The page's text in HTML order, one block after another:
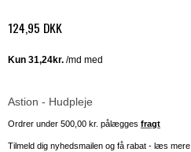
124,95 DKK
Astion - Hudpleje
Ordrer under 500,00 kr. pålægges fragt
Tilmeld dig nyhedsmailen og få rabat - læs mere